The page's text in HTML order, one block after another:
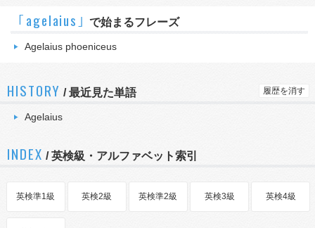
｢agelaius｣ で始まるフレーズ
Agelaius phoeniceus
HISTORY /最近見た単語 履歴を消す
Agelaius
INDEX / 英検級・アルファベット索引
英検準1級 英検2級 英検準2級 英検3級 英検4級